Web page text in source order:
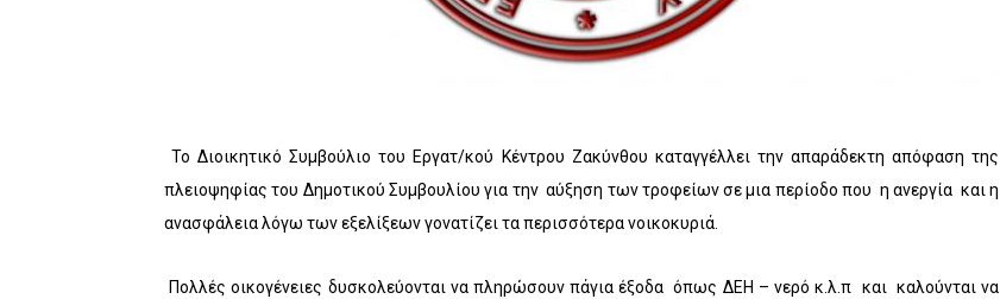
Το Διοικητικό Συμβούλιο του Εργατ/κού Κέντρου Ζακύνθου καταγγέλλει την απαράδεκτη απόφαση της
πλειοψηφίας του Δημοτικού Συμβουλίου για την αύξηση των τροφείων σε μια περίοδο που η ανεργία και η
ανασφάλεια λόγω των εξελίξεων γονατίζει τα περισσότερα νοικοκυριά.
Πολλές οικογένειες δυσκολεύονται να πληρώσουν πάγια έξοδα όπως ΔΕΗ – νερό κ.λ.π και καλούνται να